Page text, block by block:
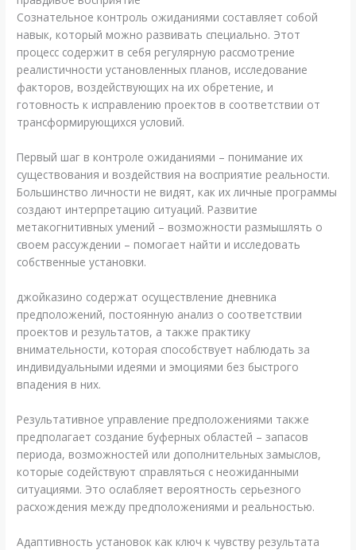
Сознательное контроль ожиданиями составляет собой
навык, который можно развивать специально. Этот
процесс содержит в себя регулярную рассмотрение
реалистичности установленных планов, исследование
факторов, воздействующих на их обретение, и
готовность к исправлению проектов в соответствии от
трансформирующихся условий.
Первый шаг в контроле ожиданиями – понимание их
существования и воздействия на восприятие реальности.
Большинство личности не видят, как их личные программы
создают интерпретацию ситуаций. Развитие
метакогнитивных умений – возможности размышлять о
своем рассуждении – помогает найти и исследовать
собственные установки.
джойказино содержат осуществление дневника
предположений, постоянную анализ о соответствии
проектов и результатов, а также практику
внимательности, которая способствует наблюдать за
индивидуальными идеями и эмоциями без быстрого
впадения в них.
Результативное управление предположениями также
предполагает создание буферных областей – запасов
периода, возможностей или дополнительных замыслов,
которые содействуют справляться с неожиданными
ситуациями. Это ослабляет вероятность серьезного
расхождения между предположениями и реальностью.
Адаптивность установок как ключ к чувству результата